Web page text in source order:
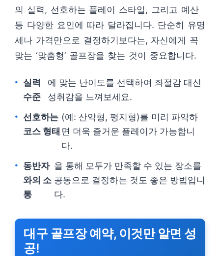
의 실력, 선호하는 플레이 스타일, 그리고 예산
등 다양한 요인에 따라 달라집니다. 단순히 유명
세나 가격만으로 결정하기보다는, 자신에게 꼭
맞는 ‘맞춤형’ 골프장을 찾는 것이 중요합니다.
실력
수준
에 맞는 난이도를 선택하여 좌절감 대신
성취감을 느껴보세요.
선호하는
코스 형태
(예: 산악형, 평지형)를 미리 파악하
면 더욱 즐거운 플레이가 가능합니
다.
동반자
와의 소
통
을 통해 모두가 만족할 수 있는 장소를
공동으로 결정하는 것도 좋은 방법입니
다.
대구 골프장 예약, 이것만 알면 성
공!